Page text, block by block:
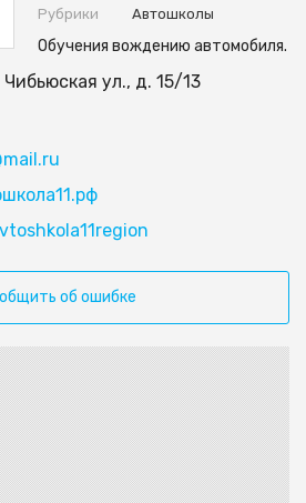
Рубрики Автошколы
Обучения вождению автомобиля.
ул., д. 15/13
об ошибке